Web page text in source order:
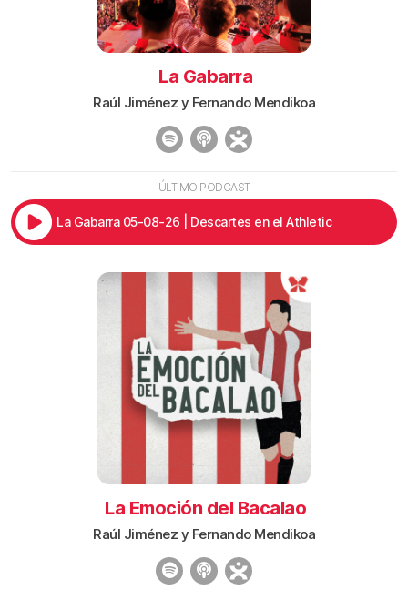
La Gabarra
Raúl Jiménez y Fernando Mendikoa
ÚLTIMO PODCAST
La Gabarra 05-08-26 | Descartes en el Athletic
La Emoción del Bacalao
Raúl Jiménez y Fernando Mendikoa